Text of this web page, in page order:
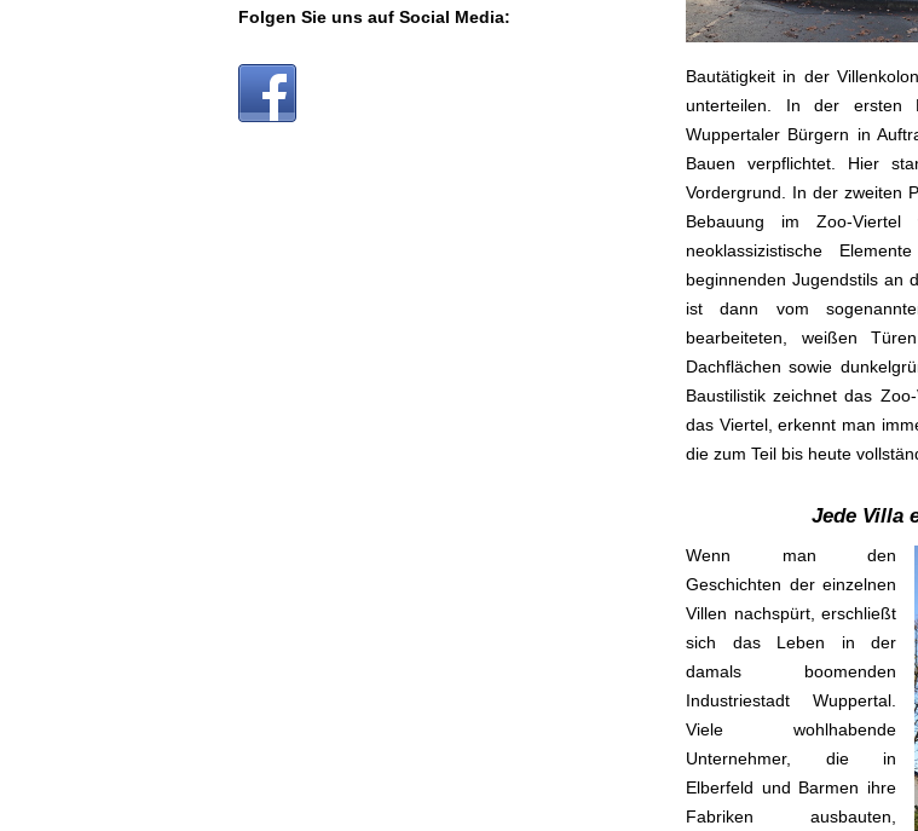
Bautätigkeit in der
unterteilen. In der ersten
Wuppertaler Bürgern in
Bauen verpflichtet. Hier
Vordergrund. In der zweiten
Bebauung im Zoo-
neoklassizistische
beginnenden Jugendstils an
ist dann vom
bearbeiteten, weißen
Dachflächen sowie
Baustilistik zeichnet das
das Viertel, erkennt man
die zum Teil bis heute
Jede Villa
Wenn man den
Geschichten der einzelnen
Villen nachspürt, erschließt
sich das Leben in der
damals boomenden
Industriestadt Wuppertal.
Viele wohlhabende
Unternehmer, die in
Elberfeld und Barmen ihre
Fabriken ausbauten,
Folgen Sie uns auf Social Media: